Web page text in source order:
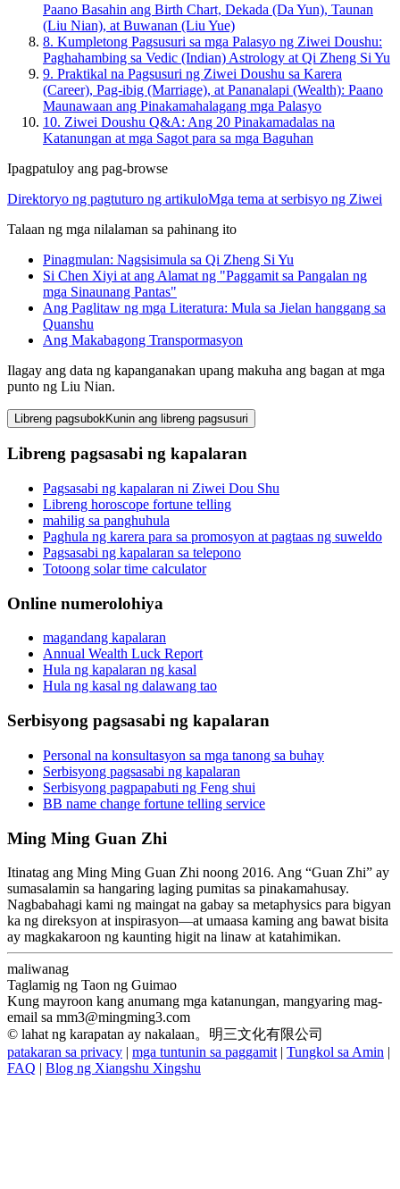
Paano Basahin ang Birth Chart, Dekada (Da Yun), Taunan
(Liu Nian), at Buwanan (Liu Yue)
8. Kumpletong Pagsusuri sa mga Palasyo ng Ziwei Doushu:
Paghahambing sa Vedic (Indian) Astrology at Qi Zheng Si Yu
9. Praktikal na Pagsusuri ng Ziwei Doushu sa Karera
(Career), Pag-ibig (Marriage), at Pananalapi (Wealth): Paano
Maunawaan ang Pinakamahalagang mga Palasyo
10. Ziwei Doushu Q&A: Ang 20 Pinakamadalas na
Katanungan at mga Sagot para sa mga Baguhan
Ipagpatuloy ang pag-browse
Direktoryo ng pagtuturo ng artikuloMga tema at serbisyo ng Ziwei
Talaan ng mga nilalaman sa pahinang ito
Pinagmulan: Nagsisimula sa Qi Zheng Si Yu
Si Chen Xiyi at ang Alamat ng "Paggamit sa Pangalan ng
mga Sinaunang Pantas"
Ang Paglitaw ng mga Literatura: Mula sa Jielan hanggang sa
Quanshu
Ang Makabagong Transpormasyon
Ilagay ang data ng kapanganakan upang makuha ang bagan at mga
punto ng Liu Nian.
Libreng pagsubokKunin ang libreng pagsusuri
Libreng pagsasabi ng kapalaran
Pagsasabi ng kapalaran ni Ziwei Dou Shu
Libreng horoscope fortune telling
mahilig sa panghuhula
Paghula ng karera para sa promosyon at pagtaas ng suweldo
Pagsasabi ng kapalaran sa telepono
Totoong solar time calculator
Online numerolohiya
magandang kapalaran
Annual Wealth Luck Report
Hula ng kapalaran ng kasal
Hula ng kasal ng dalawang tao
Serbisyong pagsasabi ng kapalaran
Personal na konsultasyon sa mga tanong sa buhay
Serbisyong pagsasabi ng kapalaran
Serbisyong pagpapabuti ng Feng shui
BB name change fortune telling service
Ming Ming Guan Zhi
Itinatag ang Ming Ming Guan Zhi noong 2016. Ang “Guan Zhi” ay
sumasalamin sa hangaring laging pumitas sa pinakamahusay.
Nagbabahagi kami ng maingat na gabay sa metaphysics para bigyan
ka ng direksyon at inspirasyon—at umaasa kaming ang bawat bisita
ay magkakaroon ng kaunting higit na linaw at katahimikan.
maliwanag
Taglamig ng Taon ng Guimao
Kung mayroon kang anumang mga katanungan, mangyaring mag-
email sa mm3@mingming3.com
© lahat ng karapatan ay nakalaan。明三文化有限公司
patakaran sa privacy | mga tuntunin sa paggamit | Tungkol sa Amin |
FAQ | Blog ng Xiangshu Xingshu